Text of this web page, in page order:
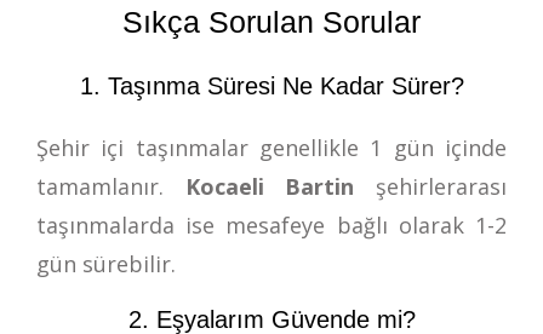
Sıkça Sorulan Sorular
1. Taşınma Süresi Ne Kadar Sürer?
Şehir içi taşınmalar genellikle 1 gün içinde
tamamlanır. Kocaeli Bartin şehirlerarası
taşınmalarda ise mesafeye bağlı olarak 1-2
gün sürebilir.
2. Eşyalarım Güvende mi?